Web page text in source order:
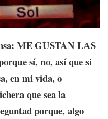
ME GUSTAN LAS
sí, no, así que si
en mi vida, o
que sea la
porque, algo